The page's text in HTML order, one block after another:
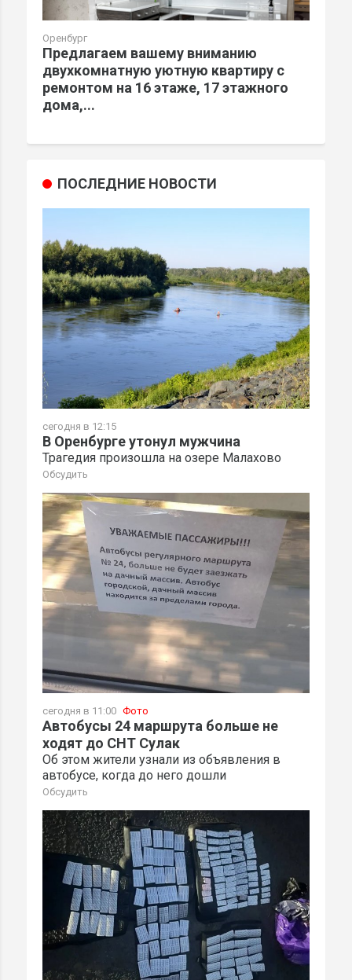
Оренбург
Предлагаем вашему вниманию
двухкомнатную уютную квартиру с
ремонтом на 16 этаже, 17 этажного
дома,...
ПОСЛЕДНИЕ НОВОСТИ
сегодня в 12:15
В Оренбурге утонул мужчина
Трагедия произошла на озере Малахово
Обсудить
сегодня в 11:00 Фото
Автобусы 24 маршрута больше не
ходят до СНТ Сулак
Об этом жители узнали из объявления в
автобусе, когда до него дошли
Обсудить